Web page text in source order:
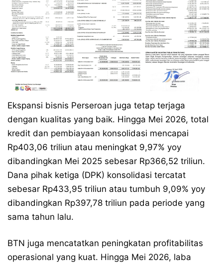
Ekspansi bisnis Perseroan juga tetap terjaga
dengan kualitas yang baik. Hingga Mei 2026, total
kredit dan pembiayaan konsolidasi mencapai
Rp403,06 triliun atau meningkat 9,97% yoy
dibandingkan Mei 2025 sebesar Rp366,52 triliun.
Dana pihak ketiga (DPK) konsolidasi tercatat
sebesar Rp433,95 triliun atau tumbuh 9,09% yoy
dibandingkan Rp397,78 triliun pada periode yang
sama tahun lalu.
BTN juga mencatatkan peningkatan profitabilitas
operasional yang kuat. Hingga Mei 2026, laba